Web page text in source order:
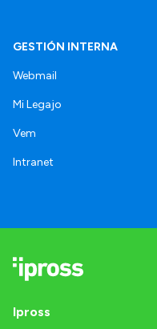
GESTIÓN INTERNA
Webmail
Mi Legajo
Vem
Intranet
Ipross